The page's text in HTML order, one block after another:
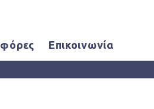
Επικοινωνία